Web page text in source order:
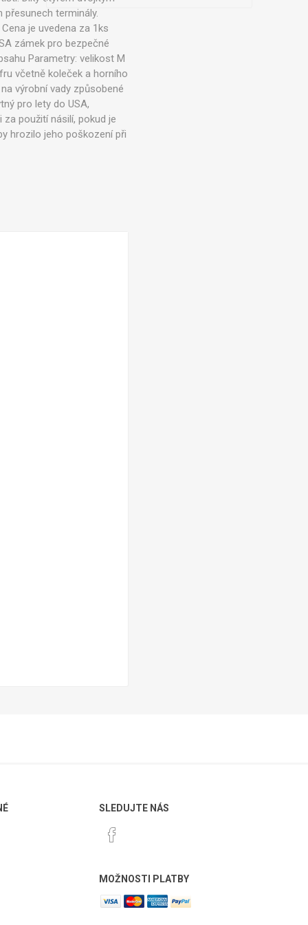
terminály.
je uvedena za 1ks
zámek pro bezpečné
Parametry: velikost M
včetně koleček a horního
výrobní vady způsobené
pro lety do USA,
použití násilí, pokud je
hrozilo jeho poškození při
SLEDUJTE NÁS
MOŽNOSTI PLATBY